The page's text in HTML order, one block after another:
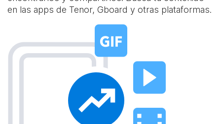
en las apps de Tenor, Gboard y otras plataformas.